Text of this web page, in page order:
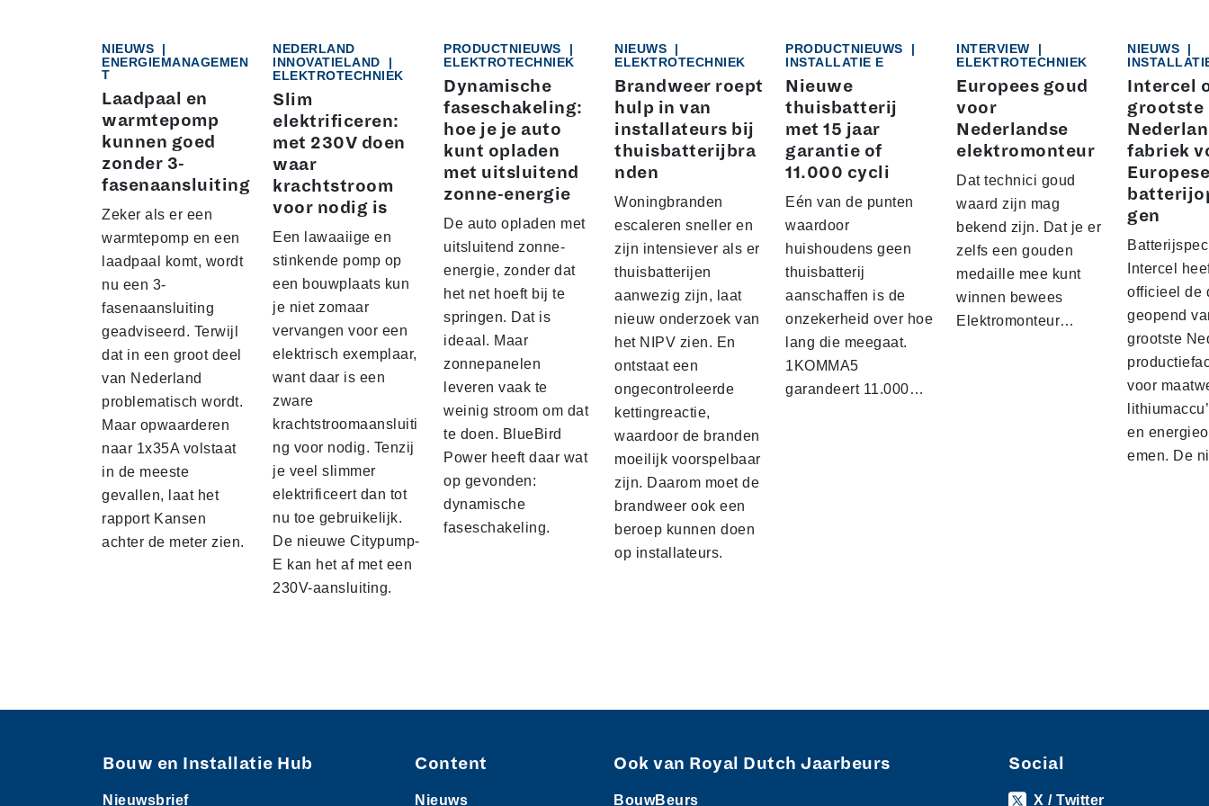
NIEUWS
|
ENERGIEMANAGEMEN
T
Laadpaal en
warmtepomp
kunnen goed
zonder 3-
fasenaansluiting
Zeker als er een
warmtepomp en een
laadpaal komt, wordt
nu een 3-
fasenaansluiting
geadviseerd. Terwijl
dat in een groot deel
van Nederland
problematisch wordt.
Maar opwaarderen
naar 1x35A volstaat
in de meeste
gevallen, laat het
rapport Kansen
achter de meter zien.
NEDERLAND
INNOVATIELAND
|
ELEKTROTECHNIEK
Slim
elektrificeren:
met 230V doen
waar
krachtstroom
voor nodig is
Een lawaaiige en
stinkende pomp op
een bouwplaats kun
je niet zomaar
vervangen voor een
elektrisch exemplaar,
want daar is een
zware
krachtstroomaansluiti
ng voor nodig. Tenzij
je veel slimmer
elektrificeert dan tot
nu toe gebruikelijk.
De nieuwe Citypump-
E kan het af met een
230V-aansluiting.
PRODUCTNIEUWS
|
ELEKTROTECHNIEK
Dynamische
faseschakeling:
hoe je je auto
kunt opladen
met uitsluitend
zonne-energie
De auto opladen met
uitsluitend zonne-
energie, zonder dat
het net hoeft bij te
springen. Dat is
ideaal. Maar
zonnepanelen
leveren vaak te
weinig stroom om dat
te doen. BlueBird
Power heeft daar wat
op gevonden:
dynamische
faseschakeling.
NIEUWS
|
ELEKTROTECHNIEK
Brandweer roept
hulp in van
installateurs bij
thuisbatterijbra
nden
Woningbranden
escaleren sneller en
zijn intensiever als er
thuisbatterijen
aanwezig zijn, laat
nieuw onderzoek van
het NIPV zien. En
ontstaat een
ongecontroleerde
kettingreactie,
waardoor de branden
moeilijk voorspelbaar
zijn. Daarom moet de
brandweer ook een
beroep kunnen doen
op installateurs.
PRODUCTNIEUWS
|
INSTALLATIE E
Nieuwe
thuisbatterij
met 15 jaar
garantie of
11.000 cycli
Eén van de punten
waardoor
huishoudens geen
thuisbatterij
aanschaffen is de
onzekerheid over hoe
lang die meegaat.
1KOMMA5
garandeert 11.000…
INTERVIEW
|
ELEKTROTECHNIEK
Europees goud
voor
Nederlandse
elektromonteur
Dat technici goud
waard zijn mag
bekend zijn. Dat je er
zelfs een gouden
medaille mee kunt
winnen bewees
Elektromonteur…
NIEUWS
|
Intercel
grootste
fabriek
Europese
gen
Intercel
officieel de
geopend
grootste
voor
en
emen. De
Bouw en Installatie Hub
Nieuwsbrief
Content
Nieuws
Ook van Royal Dutch Jaarbeurs
BouwBeurs
Social
X / Twitter